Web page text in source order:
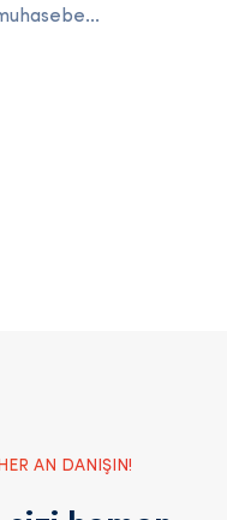
AN DANIŞIN!